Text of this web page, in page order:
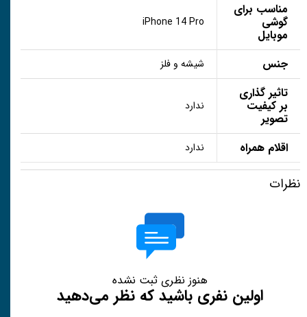
مناسب برای
گوشی
موبایل
iPhone 14 Pro
جنس شیشه و فلز
تاثیر گذاری
بر کیفیت
تصویر
ندارد
اقلام همراه ندارد
نظرات
هنوز نظری ثبت نشده
اولین نفری باشید که نظر می‌دهید